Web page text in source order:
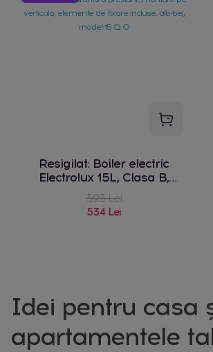
Resigilat: Boiler electric
Electrolux 15L, Clasa B,
2500W,alimentare jos,
termostat mecanic, clasa de
rezistenta IPX4, protectie la
593 Lei
534 Lei
Idei pentru casa
apartamentele